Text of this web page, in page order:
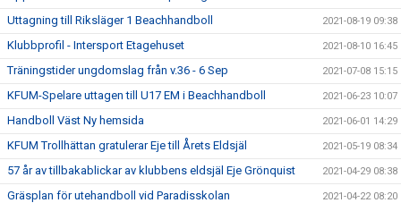
Uttagning till Riksläger 1 Beachhandboll 2021-08-19 09:38
Klubbprofil - Intersport Etagehuset 2021-08-10 16:45
Träningstider ungdomslag från v.36 - 6 Sep 2021-07-08 15:15
KFUM-Spelare uttagen till U17 EM i Beachhandboll 2021-06-23 10:07
Handboll Väst Ny hemsida 2021-06-01 14:29
KFUM Trollhättan gratulerar Eje till Årets Eldsjäl 2021-05-19 08:34
57 år av tillbakablickar av klubbens eldsjäl Eje Grönquist 2021-04-29 08:38
Gräsplan för utehandboll vid Paradisskolan 2021-04-22 08:20